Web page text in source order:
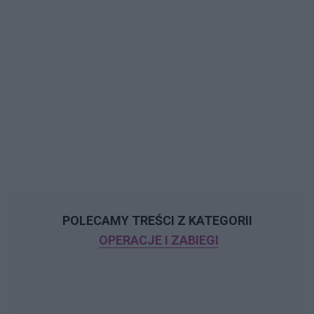
POLECAMY TREŚCI Z KATEGORII
OPERACJE I ZABIEGI